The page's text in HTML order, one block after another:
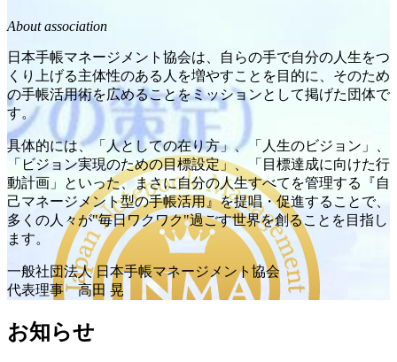
About association
日本手帳マネージメント協会は、自らの手で自分の人生をつ
くり上げる主体性のある人を増やすことを目的に、そのため
の手帳活用術を広めることをミッションとして掲げた団体で
す。
具体的には、「人としての在り方」、「人生のビジョン」、
「ビジョン実現のための目標設定」、「目標達成に向けた行
動計画」といった、まさに自分の人生すべてを管理する『自
己マネージメント型の手帳活用』を提唱・促進することで、
多くの人々が"毎日ワクワク"過ごす世界を創ることを目指し
ます。
一般社団法人 日本手帳マネージメント協会
代表理事 高田 晃
お知らせ